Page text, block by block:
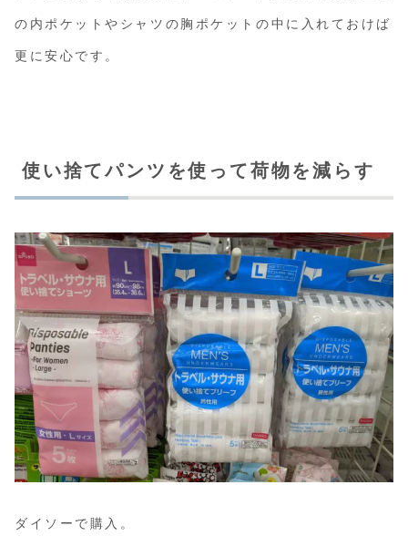
の内ポケットやシャツの胸ポケットの中に入れておけば
更に安心です。
使い捨てパンツを使って荷物を減らす
ダイソーで購入。